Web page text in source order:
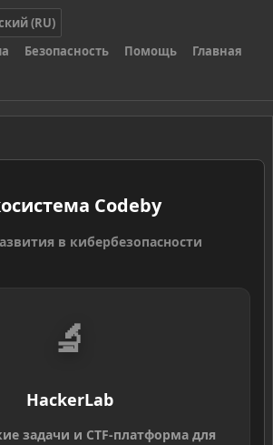
(RU)
Безопасность Помощь Главная
Codeby
в кибербезопасности
🔬
HackerLab
задачи и CTF-платформа для